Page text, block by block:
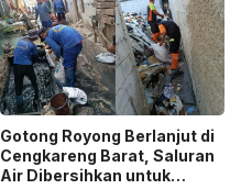
Gotong Royong Berlanjut di
Cengkareng Barat, Saluran
Air Dibersihkan untuk